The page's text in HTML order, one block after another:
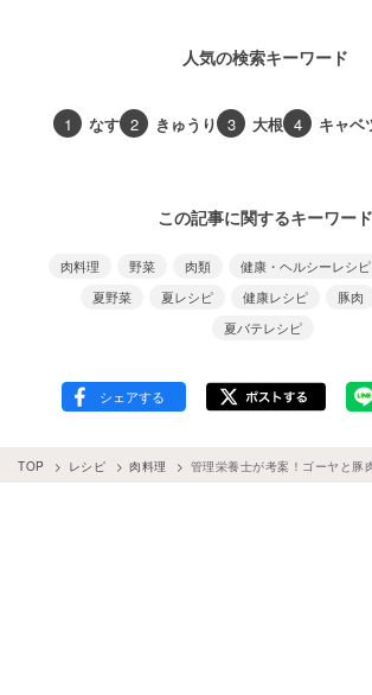
人気の検索キーワード
1 なす 2 きゅうり 3 大根 4 キャベ
この記事に関するキーワード
肉料理 野菜 肉類 健康・ヘルシーレシピ
夏野菜
夏レシピ 健康レシピ 豚肉
夏バテレシピ
TOP レシピ 肉料理 管理栄養士が考案！ゴーヤと豚